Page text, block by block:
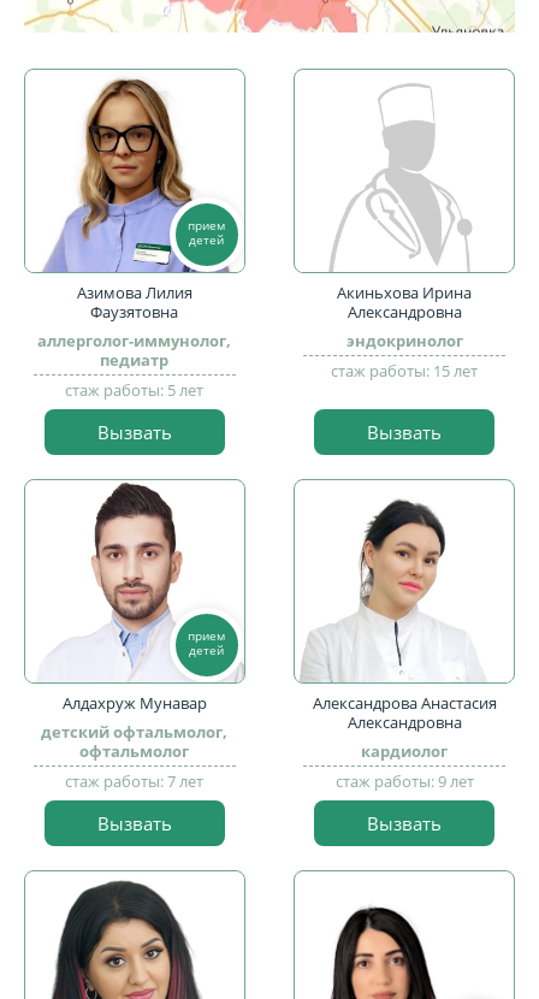
прием
детей
Азимова Лилия
Фаузятовна
аллерголог-иммунолог,
педиатр
стаж работы: 5 лет
Вызвать
Акиньхова Ирина
Александровна
эндокринолог
стаж работы: 15 лет
Вызвать
прием
детей
Алдахруж Мунавар
детский офтальмолог,
офтальмолог
стаж работы: 7 лет
Вызвать
Александрова Анастасия
Александровна
кардиолог
стаж работы: 9 лет
Вызвать